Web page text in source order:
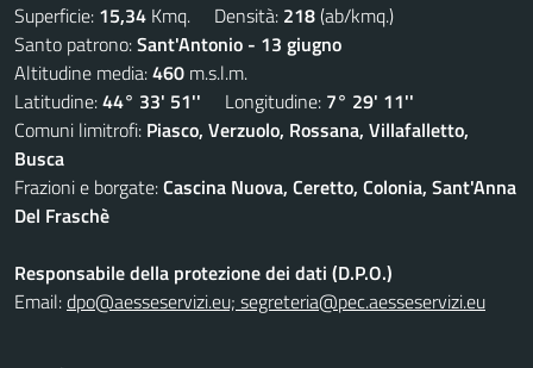
Superficie: 15,34 Kmq. Densità: 218(ab/kmq.)
Santo patrono:Sant'Antonio - 13 giugno
Altitudine media:460 m.s.l.m.
Latitudine:44° 33' 51'' Longitudine: 7° 29' 11''
Comuni limitrofi: Piasco, Verzuolo, Rossana, Villafalletto,
Busca
Frazioni e borgate:Cascina Nuova, Ceretto, Colonia, Sant'Anna
Del Fraschè
Responsabile della protezione dei dati (D.P.O.)
Email:dpo@aesseservizi.eu; segreteria@pec.aesseservizi.eu